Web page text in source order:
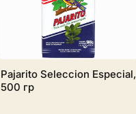
Pajarito Seleccion Especial,
500 гр